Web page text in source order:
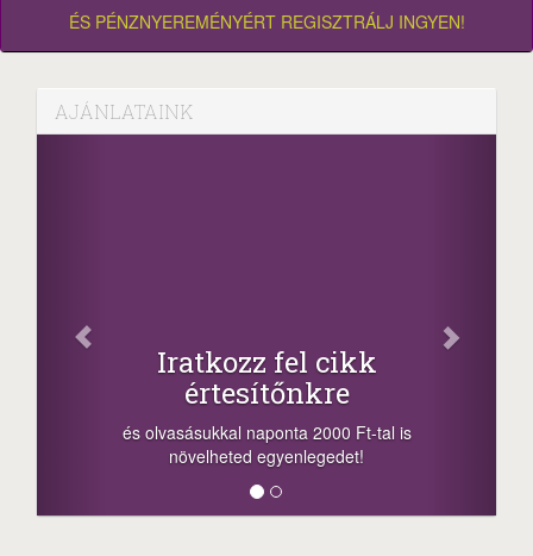
ÉS PÉNZNYEREMÉNYÉRT REGISZTRÁLJ INGYEN!
AJÁNLATAINK
Iratkozz fel cikk
értesítőnkre
és olvasásukkal naponta 2000 Ft-tal is
növelheted egyenlegedet!